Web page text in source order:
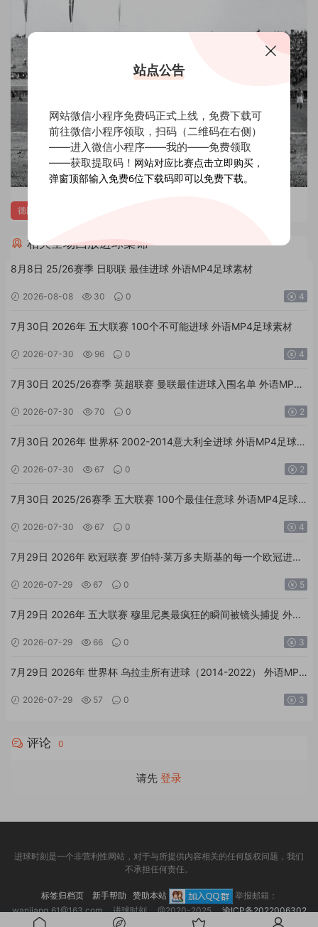
德国
相关全场回放进球集锦
8月8日 25/26赛季 日职联 最佳进球 外语MP4足球素材
2026-08-08 30 0 4
7月30日 2026年 五大联赛 100个不可能进球 外语MP4足球素材
2026-07-30 96 0 4
7月30日 2025/26赛季 英超联赛 曼联最佳进球入围名单 外语MP4
2026-07-30 70 0 2
7月30日 2026年 世界杯 2002-2014意大利全进球 外语MP4足球素
2026-07-30 67 0 2
7月30日 2025/26赛季 五大联赛 100个最佳任意球 外语MP4足球
2026-07-30 67 0 4
7月29日 2026年 欧冠联赛 罗伯特·莱万多夫斯基的每一个欧冠进球
2026-07-29 67 0 5
7月29日 2026年 五大联赛 穆里尼奥最疯狂的瞬间被镜头捕捉 外语
2026-07-29 66 0 3
7月29日 2026年 世界杯 乌拉圭所有进球（2014-2022） 外语MP4
2026-07-29 57 0 3
评论 0
请先 登录
进球时刻是一个非营利性网站，对于与所提供内容相关的任何版权问题，我们
不承担任何责任。
标签归档页 新手帮助 赞助本站
举报邮箱：
wanjiang_61@163.com 进球时刻 @2020-2025渝ICP备2022006302
站点公告
网站微信小程序免费码正式上线，免费下载可
前往微信小程序领取，扫码（二维码在右侧）
——进入微信小程序——我的——免费领取
——获取提取码！ 网站对应比赛点击立即购买，
弹窗顶部输入免费6位下载码即可以免费下载。